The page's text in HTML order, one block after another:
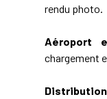
rendu photo.
Aéroport
chargement